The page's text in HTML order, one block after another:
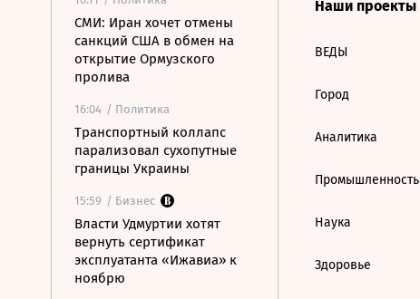
СМИ: Иран хочет отмены
санкций США в обмен на
открытие Ормузского
пролива
16:04 / Политика
Транспортный коллапс
парализовал сухопутные
границы Украины
15:59 / Бизнес
Власти Удмуртии хотят
вернуть сертификат
эксплуатанта «Ижавиа» к
ноябрю
Наши проекты
ВЕДЫ
Город
Аналитика
Промышленность
Наука
Здоровье